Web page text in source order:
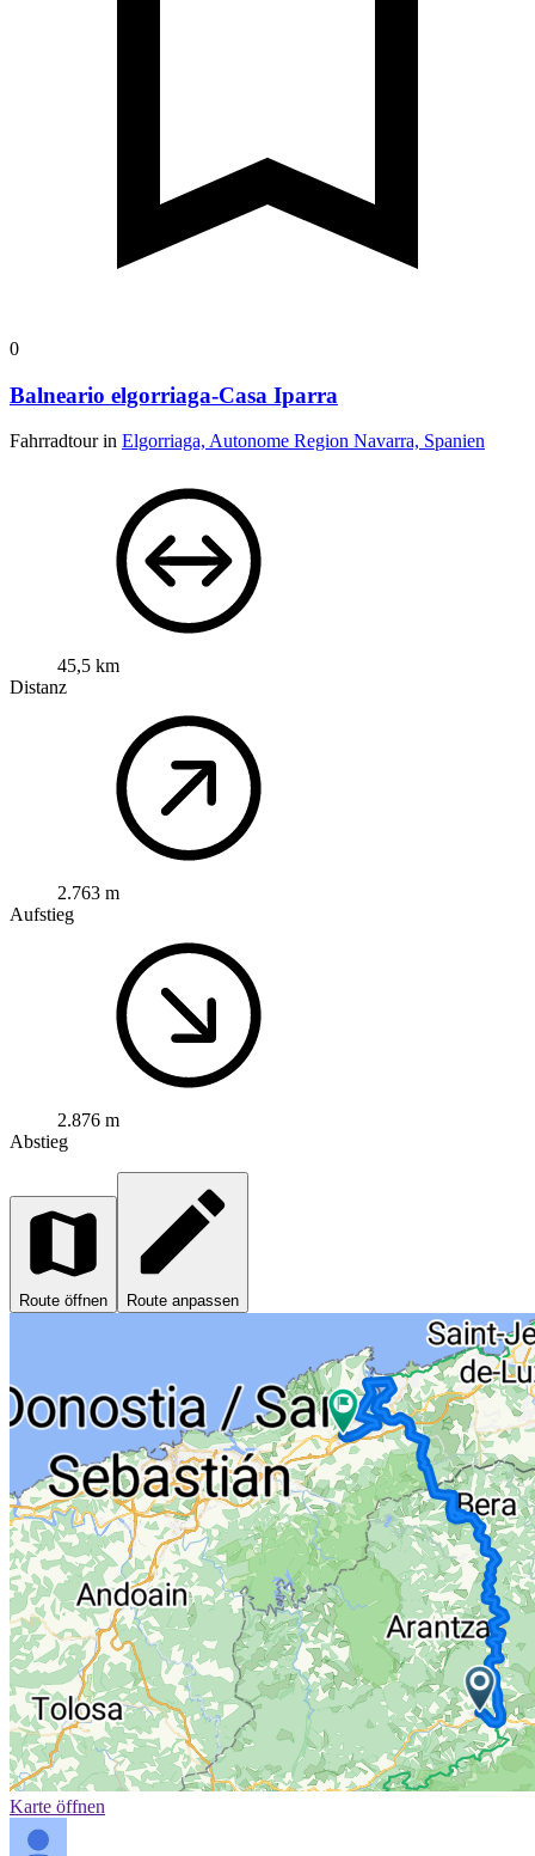
0
Balneario elgorriaga-Casa Iparra
Fahrradtour in Elgorriaga, Autonome Region Navarra, Spanien
45,5 km
Distanz
2.763 m
Aufstieg
2.876 m
Abstieg
Route öffnen Route anpassen
Karte öffnen